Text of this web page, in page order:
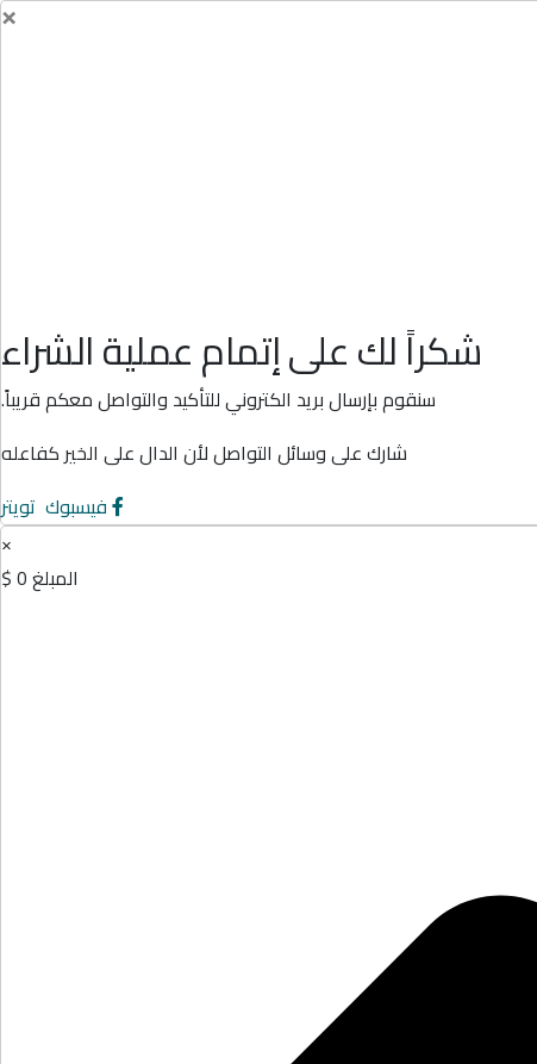
×
شكراً لك على إتمام عملية الشراء
سنقوم بإرسال بريد الكتروني للتأكيد والتواصل معكم قريباً.
شارك على وسائل التواصل لأن الدال على الخير كفاعله
فيسبوك تويتر
×
المبلغ0 $